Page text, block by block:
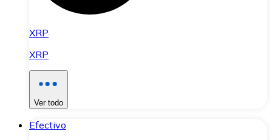
XRP
XRP
Ver todo
Efectivo